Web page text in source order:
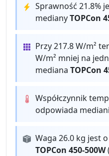
Sprawność 21.8%
medianyTOPCon
Przy 217.8 W/m²
W/m² mniej na
medianaTOPCon
Współczynnik
odpowiada
Waga 26.0 kg jest
TOPCon 450-500W